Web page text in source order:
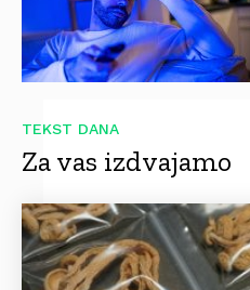
TEKST DANA
Za vas izdvajamo